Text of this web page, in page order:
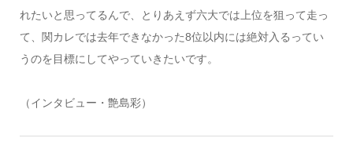
れたいと思ってるんで、とりあえず六大では上位を狙って走っ
て、関カレでは去年できなかった8位以内には絶対入るってい
うのを目標にしてやっていきたいです。
（インタビュー・艶島彩）